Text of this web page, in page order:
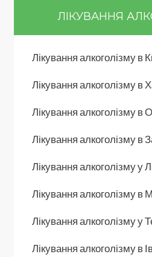
ЛІКУВАННЯ
Лікування алкоголізму в
Лікування алкоголізму в
Лікування алкоголізму в
Лікування алкоголізму в
Лікування алкоголізму у
Лікування алкоголізму в
Лікування алкоголізму у
Лікування алкоголізму в